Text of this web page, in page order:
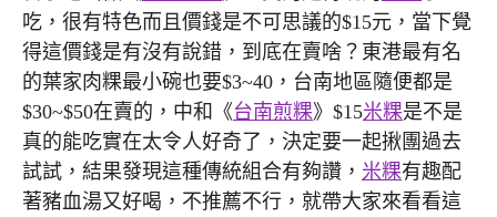
吃，很有特色而且價錢是不可思議的$15元，當下覺
得這價錢是有沒有說錯，到底在賣啥？東港最有名
的葉家肉粿最小碗也要$3~40，台南地區隨便都是
$30~$50在賣的，中和《台南煎粿》$15米粿是不是
真的能吃實在太令人好奇了，決定要一起揪團過去
試試，結果發現這種傳統組合有夠讚， 米粿有趣配
著豬血湯又好喝，不推薦不行，就帶大家來看看這